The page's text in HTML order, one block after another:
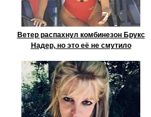
Ветер распахнул комбинезон Брукс
Надер, но это её не смутило